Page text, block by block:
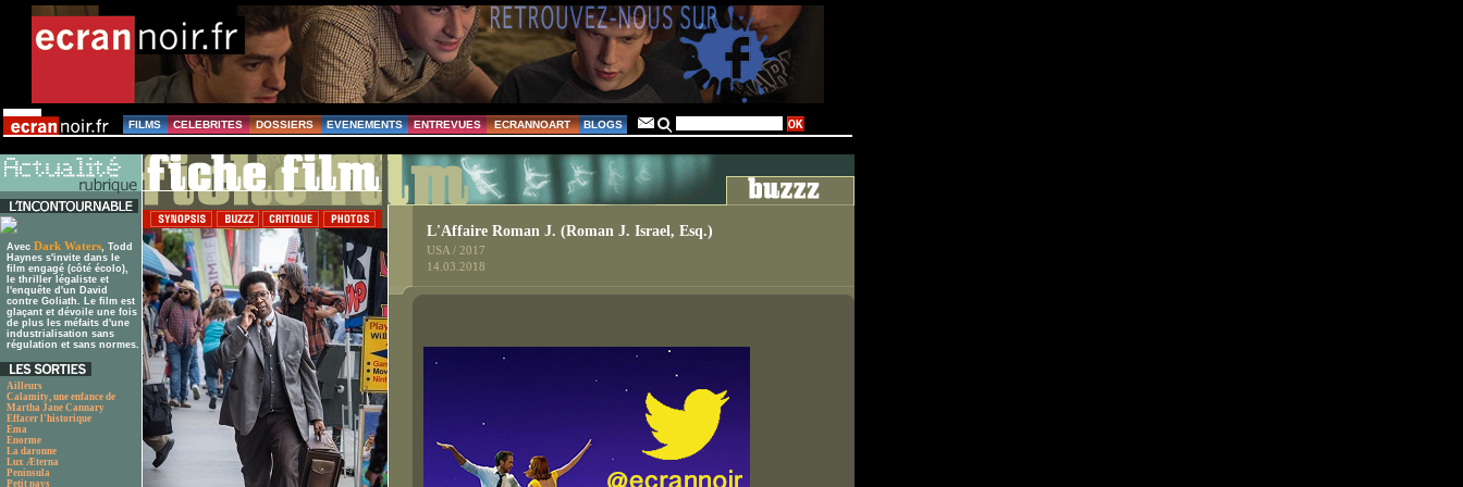
FILMS CELEBRITES DOSSIERS EVENEMENTS ENTREVUES ECRANNOART BLOGS
Avec Dark Waters, Todd
Haynes s'invite dans le
film engagé (côté écolo),
le thriller légaliste et
l'enquête d'un David
contre Goliath. Le film est
glaçant et dévoile une fois
de plus les méfaits d'une
industrialisation sans
régulation et sans normes.
Ailleurs
Calamity, une enfance de
Martha Jane Cannary
Effacer l'historique
Ema
Enorme
La daronne
Lux Æterna
Peninsula
Petit pays
L'Affaire Roman J. (Roman J. Israel, Esq.)
USA / 2017
14.03.2018